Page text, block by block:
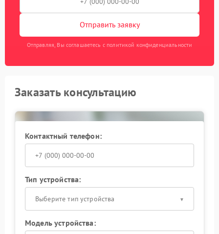
Отправить заявку
Отправляя, Вы соглашаетесь с политикой конфиденциальности
Заказать консультацию
Контактный телефон:
Тип устройства:
Выберите тип устройства
Модель устройства: